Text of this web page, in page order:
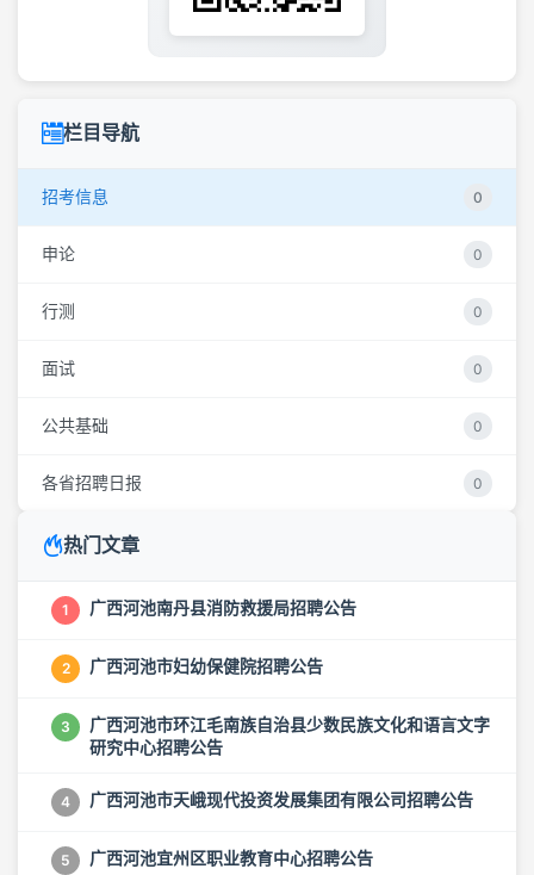
栏目导航
招考信息 0
申论 0
行测 0
面试 0
公共基础 0
各省招聘日报 0
热门文章
1 广西河池南丹县消防救援局招聘公告
2 广西河池市妇幼保健院招聘公告
3
广西河池市环江毛南族自治县少数民族文化和语言文字
研究中心招聘公告
4 广西河池市天峨现代投资发展集团有限公司招聘公告
5 广西河池宜州区职业教育中心招聘公告